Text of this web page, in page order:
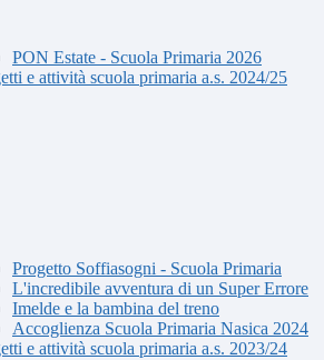
PON Estate - Scuola Primaria 2026
e attività scuola primaria a.s. 2024/25
Progetto Soffiasogni - Scuola Primaria
L'incredibile avventura di un Super Errore
Imelde e la bambina del treno
Accoglienza Scuola Primaria Nasica 2024
e attività scuola primaria a.s. 2023/24